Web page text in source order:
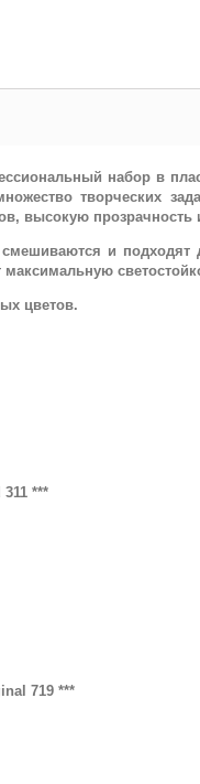
набор в
творческих
высокую
и
цветов.
***
719 ***